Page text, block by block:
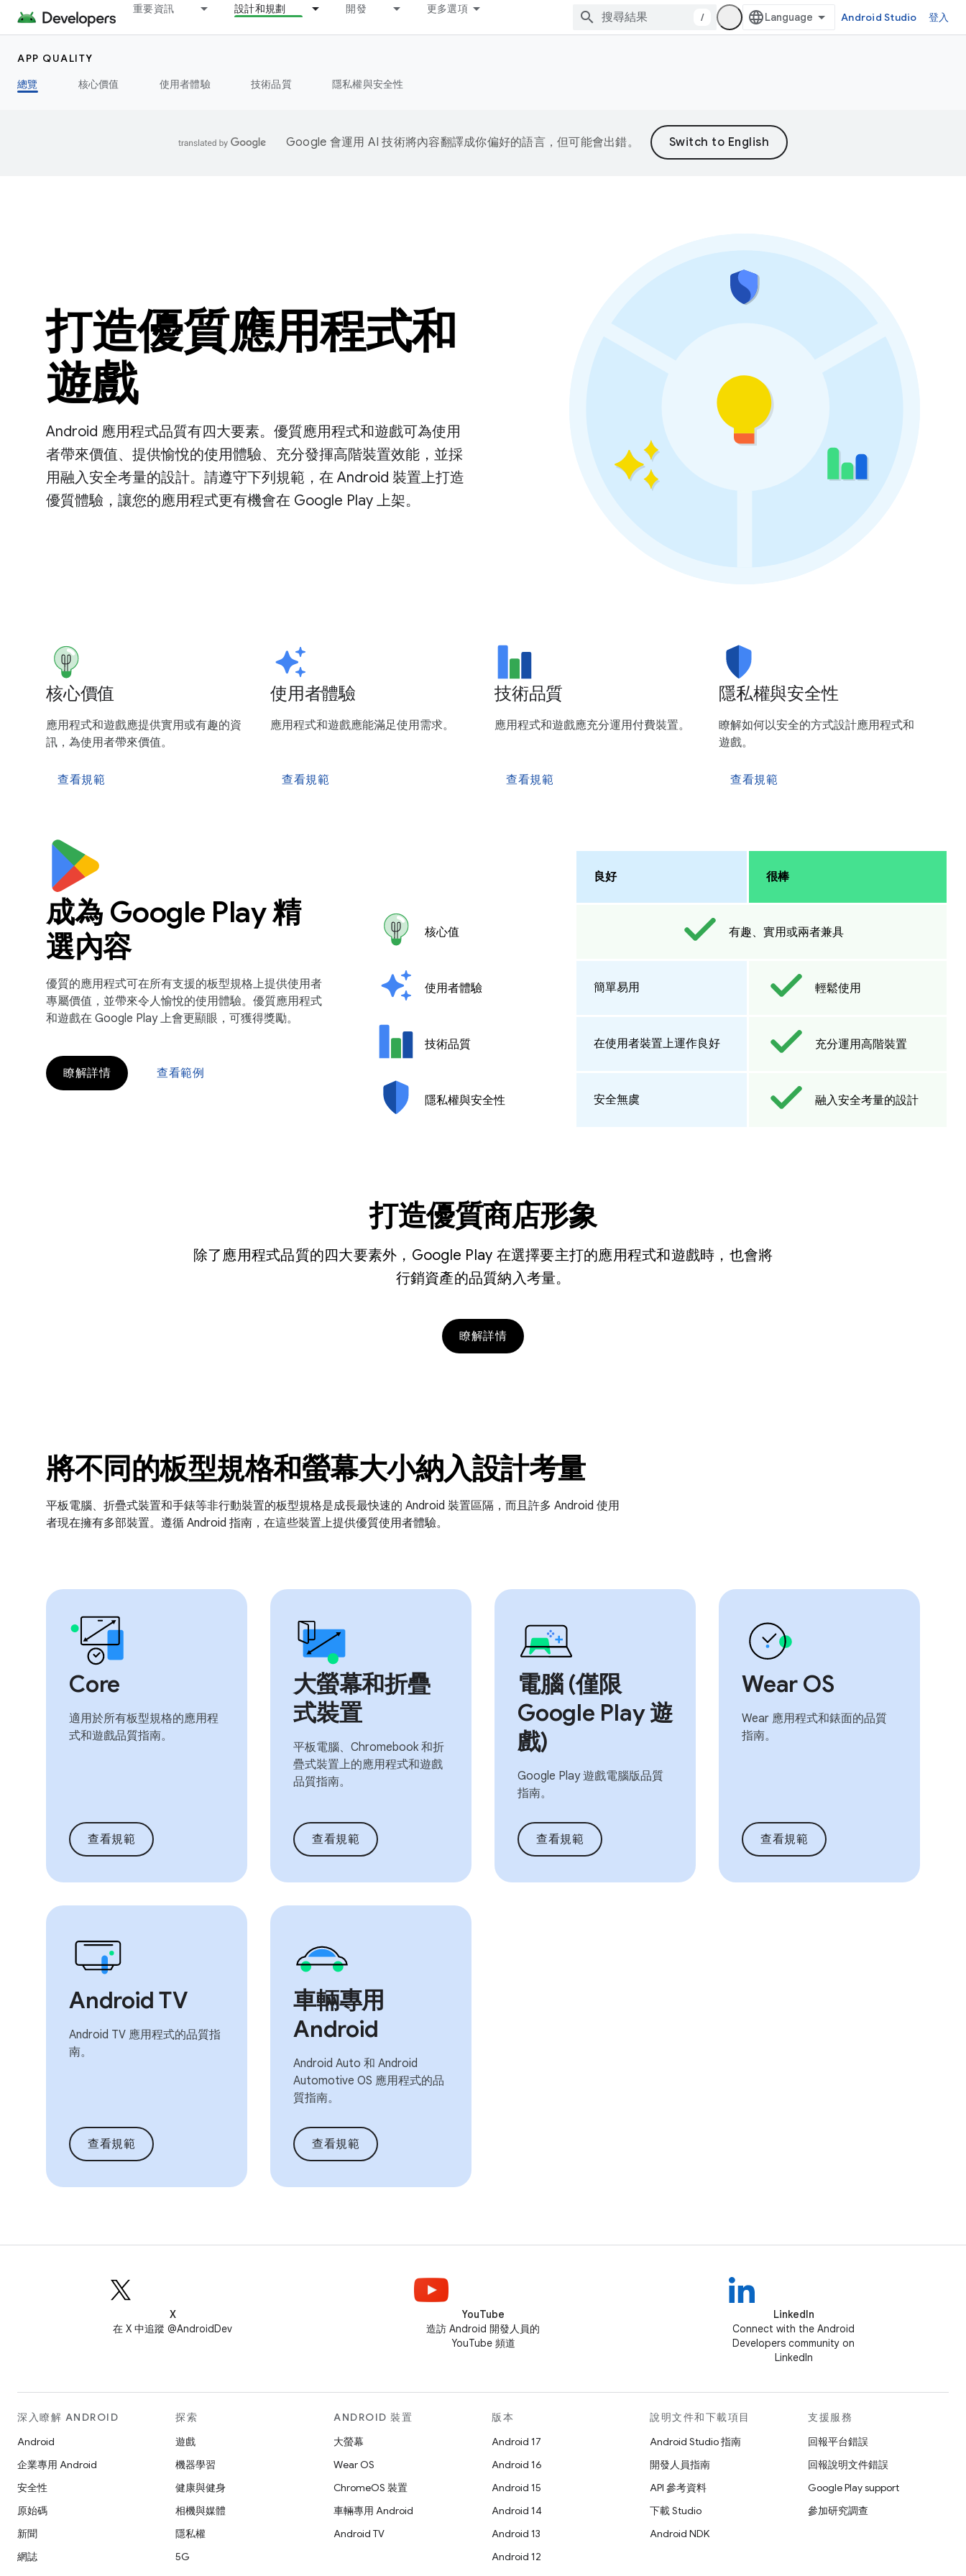
重要資訊 設計和規劃 開發 更多選項
/ Android Studio 登入
APP QUALITY
總覽
核心價值 使用者體驗 技術品質 隱私權與安全性
Google 會運用 AI 技術將內容翻譯成你偏好的語言，但可能會出錯。
打造優質應用程式和
遊戲
Android 應用程式品質有四大要素。優質應用程式和遊戲可為使用
者帶來價值、提供愉悅的使用體驗、充分發揮高階裝置效能，並採
用融入安全考量的設計。請遵守下列規範，在 Android 裝置上打造
優質體驗，讓您的應用程式更有機會在 Google Play 上架。
核心價值
應用程式和遊戲應提供實用或有趣的資
訊，為使用者帶來價值。
查看規範
使用者體驗
應用程式和遊戲應能滿足使用需求。
查看規範
技術品質
應用程式和遊戲應充分運用付費裝置。
查看規範
隱私權與安全性
瞭解如何以安全的方式設計應用程式和
遊戲。
查看規範
成為 Google Play 精
選內容
優質的應用程式可在所有支援的板型規格上提供使用者
專屬價值，並帶來令人愉悅的使用體驗。優質應用程式
和遊戲在 Google Play 上會更顯眼，可獲得獎勵。
瞭解詳情 查看範例
良好 很棒
核心值 有趣、實用或兩者兼具
使用者體驗 簡單易用 輕鬆使用
技術品質 在使用者裝置上運作良好 充分運用高階裝置
隱私權與安全性 安全無虞 融入安全考量的設計
打造優質商店形象
除了應用程式品質的四大要素外，Google Play 在選擇要主打的應用程式和遊戲時，也會將
行銷資產的品質納入考量。
瞭解詳情
將不同的板型規格和螢幕大小納入設計考量
平板電腦、折疊式裝置和手錶等非行動裝置的板型規格是成長最快速的 Android 裝置區隔，而且許多 Android 使用
者現在擁有多部裝置。遵循 Android 指南，在這些裝置上提供優質使用者體驗。
Core
適用於所有板型規格的應用程
式和遊戲品質指南。
查看規範
大螢幕和折疊
式裝置
平板電腦、Chromebook 和折
疊式裝置上的應用程式和遊戲
品質指南。
查看規範
電腦 (僅限
Google Play 遊
戲)
Google Play 遊戲電腦版品質
指南。
查看規範
Wear OS
Wear 應用程式和錶面的品質
指南。
查看規範
Android TV
Android TV 應用程式的品質指
南。
查看規範
車輛專用
Android
Android Auto 和 Android
Automotive OS 應用程式的品
質指南。
查看規範
X
在 X 中追蹤 @AndroidDev
YouTube
造訪 Android 開發人員的
YouTube 頻道
LinkedIn
Connect with the Android
Developers community on
LinkedIn
深入瞭解 ANDROID
Android
企業專用 Android
安全性
原始碼
新聞
網誌
探索
遊戲
機器學習
健康與健身
相機與媒體
隱私權
5G
ANDROID 裝置
大螢幕
Wear OS
ChromeOS 裝置
車輛專用 Android
Android TV
版本
Android 17
Android 16
Android 15
Android 14
Android 13
Android 12
說明文件和下載項目
Android Studio 指南
開發人員指南
API 參考資料
下載 Studio
Android NDK
支援服務
回報平台錯誤
回報說明文件錯誤
Google Play support
參加研究調查